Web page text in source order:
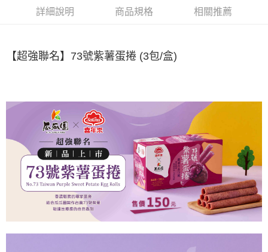
相關說明
１．簡單：不需註冊會員、不需綁卡、不需儲值。
２．便利：只要手機號碼，簡訊認證，即可結帳。
１．於結帳方式選擇「AFTEE先享後付」後，將跳轉至「AFTEE先享後付」
結帳頁面，進行簡訊認證並確認金額後，即可完成結帳。
２．訂單成立數日內，您將收到繳費通知簡訊。
３．收到繳費通知簡訊後14天內，點擊此簡訊中的連結，可透過四大超商／
ATM／網路銀行／等多元方式進行付款，方視為交易完成。
※ 請注意：結帳手續完成當下不需立刻繳費，但若您需要取消訂單，請聯絡
購買商品的店家。未經商家同意取消之訂單仍視為有效，需透過AFTEE先享
後付繳納相關費用。
※ 交易是否成功請以「AFTEE先享後付 」之結帳頁面顯示為準，若有關於
是否繳費成功／繳費後需取消欲退款等相關疑問，請聯繫「AFTEE先享後付
https://netprotections.freshdesk.com/support/home
【注意事項】
１．透過由恩沛科技股份有限公司提供之「AFTEE先享後付」服務完成之交
貨到付款
宅配到府(常溫)
每筆NT$120，滿NT$1,500(含以上)免運費
常溫貨到付款
每筆NT$120，滿NT$1,500(含以上)免運費
詳細說明 商品規格 相關推薦
【超強聯名】73號紫薯蛋捲 (3包/盒)